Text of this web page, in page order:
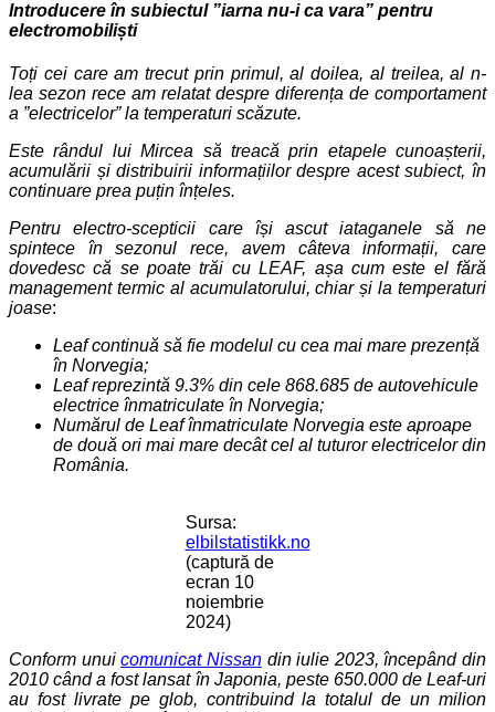
Introducere în subiectul ”iarna nu-i ca vara” pentru
electromobiliști
Toți cei care am trecut prin primul, al doilea, al treilea, al n-
lea sezon rece am relatat despre diferența de comportament
a ”electricelor” la temperaturi scăzute.
Este rândul lui Mircea să treacă prin etapele cunoașterii,
acumulării și distribuirii informațiilor despre acest subiect, în
continuare prea puțin înțeles.
Pentru electro-scepticii care își ascut iataganele să ne
spintece în sezonul rece, avem câteva informații, care
dovedesc că se poate trăi cu LEAF, așa cum este el fără
management termic al acumulatorului, chiar și la temperaturi
joase:
Leaf continuă să fie modelul cu cea mai mare prezență
în Norvegia;
Leaf reprezintă 9.3% din cele 868.685 de autovehicule
electrice înmatriculate în Norvegia;
Numărul de Leaf înmatriculate Norvegia este aproape
de două ori mai mare decât cel al tuturor electricelor din
România.
Sursa:
elbilstatistikk.no
(captură de
ecran 10
noiembrie
2024)
Conform unuicomunicat Nissandin iulie 2023, începând din
2010 când a fost lansat în Japonia, peste 650.000 de Leaf-uri
au fost livrate pe glob, contribuind la totalul de un milion